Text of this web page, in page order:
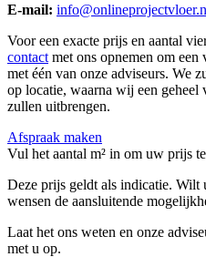
E-mail:
Voor een exacte prijs en aantal
contact met ons opnemen om
met één van onze adviseurs. We
op locatie, waarna wij een
zullen uitbrengen.
Afspraak maken
Vul het aantal m² in om uw prijs
Deze prijs geldt als indicatie. Wilt
wensen de aansluitende
Laat het ons weten en onze
met u op.